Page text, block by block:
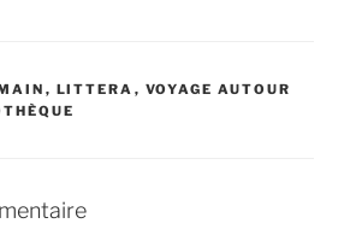
, LITTERA , VOYAGE AUTOUR